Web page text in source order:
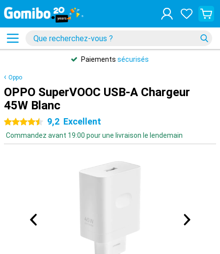
Paiements sécurisés
Oppo
OPPO SuperVOOC USB-A Chargeur
45W Blanc
4.5 étoiles
9,2 Excellent
Commandez avant 19:00 pour une livraison le lendemain